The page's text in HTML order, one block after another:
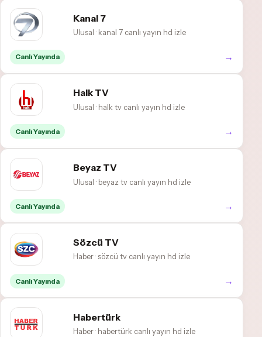
Kanal 7
Ulusal · kanal 7 canlı yayın hd izle
Canlı Yayında →
Halk TV
Ulusal · halk tv canlı yayın hd izle
Canlı Yayında →
Beyaz TV
Ulusal · beyaz tv canlı yayın hd izle
Canlı Yayında →
Sözcü TV
Haber · sözcü tv canlı yayın hd izle
Canlı Yayında →
Habertürk
Haber · habertürk canlı yayın hd izle